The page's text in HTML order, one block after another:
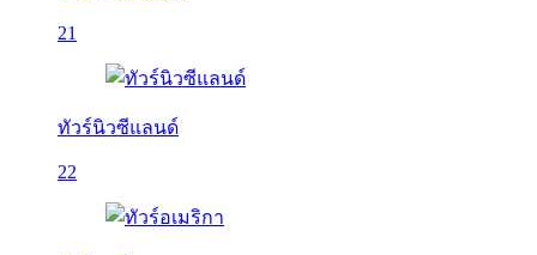
21
ทัวร์นิวซีแลนด์
22